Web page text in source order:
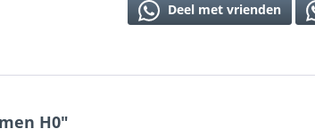
Deel met vrienden
H0"